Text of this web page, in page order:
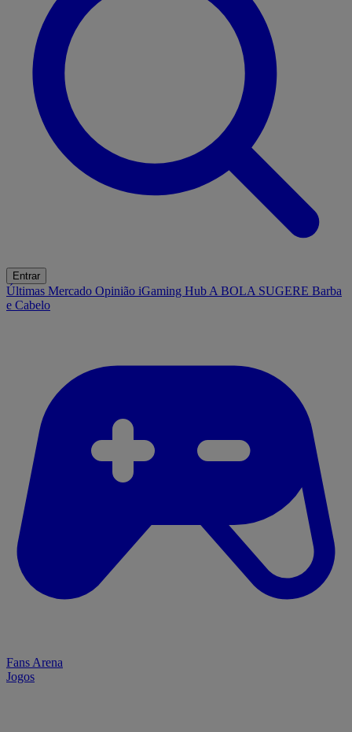
Entrar
Últimas Mercado Opinião iGaming Hub A BOLA SUGERE Barba
e Cabelo
Fans Arena
Jogos